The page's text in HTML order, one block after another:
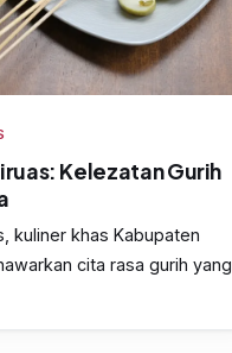
Kelezatan Gurih
kuliner khas Kabupaten
cita rasa gurih yang